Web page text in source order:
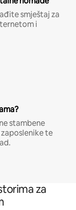
smještaj za
i
stambene
te
za